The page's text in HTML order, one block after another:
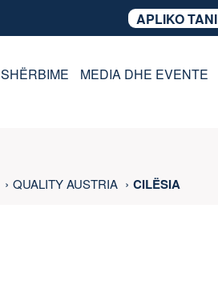
APLIKO TANI
SHËRBIME MEDIA DHE EVENTE
QUALITY AUSTRIA CILËSIA